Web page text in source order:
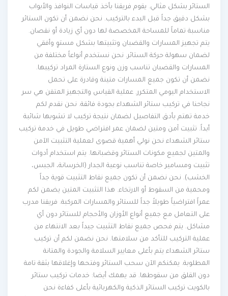
الستائر بشكل مثالي. يقوم فريقنا بأخذ قياسات النوافذ والأبواب
بشكل دقيق جداً قبل البدء بالتركيب. نحن نضمن أن تكون الستائر
مناسبة تماماً للمساحة المخصصة لها دون أي زيادة أو نقصان.
يتم تجهيز المسارات والقضبان وتثبيتها بشكل مستوٍ وأفقي
لضمان سهولة حركة الستائر. نحن نستخدم أنواعاً مختلفة من
المسارات والقضبان تناسب وزن ونوع الستارة المراد تركيبها.
نضمن أن تكون جميع المسارات متينة وقادرة على تحمل
الاستخدام اليومي المتكرر. عملية القياس والتجهيز المتقن هي سر
نجاحنا في تركيب ستائر الشهداء بجودة فائقة. نحن نقدم لكم
خدمة تهتم بأدق التفاصيل لضمان نتيجة تركيب لا تشوبها شائبة
أبداً. تثبيت آمن ومتين لضمان عمر افتراضي طويل في خدمة تركيب
ستائر الشهداء نحن نولي أهمية قصوى لعملية التثبيت الآمن
والمتين لجميع مكونات الستائر وقضبانها. يتم استخدام أدوات
تثبيت ومسامير خاصة تناسب نوعية الجدار (الخرسانة، الجبس،
الخشب). نحن نضمن أن تكون جميع نقاط التثبيت قوية جداً
ومحمية من السقوط أو الارتخاء. هذا التثبيت المتين يضمن لكم
عمراً افتراضياً طويلاً جداً للستائر والمسارات المركبة. فريقنا مدرب
على التعامل مع جميع أنواع الأوزان والأحجام للستائر دون أي
مشاكل. يتم فحص جميع نقاط التثبيت جيداً بعد الانتهاء من
عملية التركيب للتأكد من سلامتها. نحن نضمن لكم أن تركيب
ستائر الشهداء يتم بأعلى معايير السلامة والجودة والمتانة
المطلوبة. يمكنكم الآن سحب الستائر وفتحها وإغلاقها بثقة تامة
دون القلق من سقوطها. قد يهمك أيضا: خدمات تركيب ستائر
بالكويت تركيب الستائر الذكية والكهربائية بأعلى كفاءة نحن